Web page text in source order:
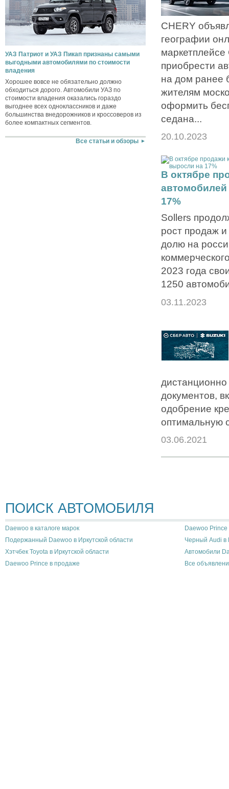
УАЗ Патриот и УАЗ Пикап признаны самыми
выгодными автомобилями по стоимости
владения
Хорошее вовсе не обязательно должно
обходиться дорого. Автомобили УАЗ по
стоимости владения оказались гораздо
выгоднее всех одноклассников и даже
большинства внедорожников и кроссоверов из
более компактных сегментов.
Все статьи и обзоры
CHERY
географии
приобрести
на дом ранее
жителям
оформить
седана...
20.10.2023
В октябре
17%
Sollers
рост продаж
долю на
2023 года
1250
03.11.2023
документов,
одобрение
оптимальную
03.06.2021
ПОИСК АВТОМОБИЛЯ
Daewoo в каталоге марок
Daewoo Prince
Подержанный Daewoo в Иркутской области
Черный Audi в
Хэтчбек Toyota в Иркутской области
Автомобили
Daewoo Prince в продаже
Все